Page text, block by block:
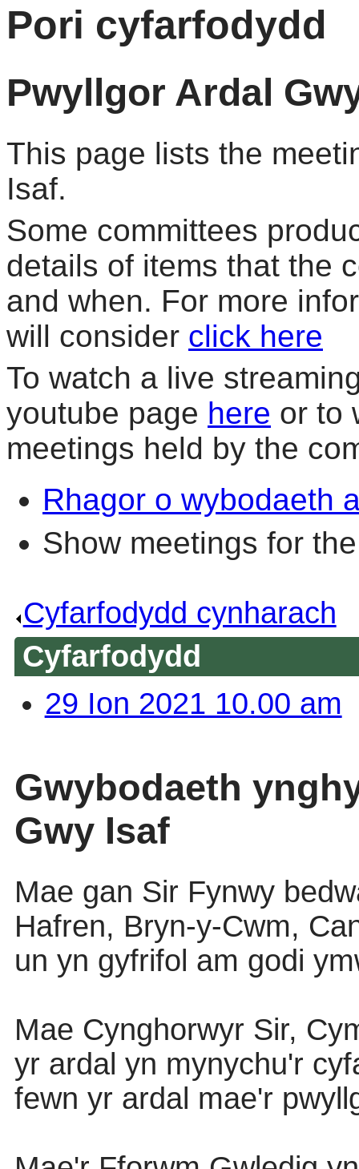
Pori cyfarfodydd
Pwyllgor Ardal
This page lists the
Isaf.
Some committees
details of items that the
and when. For more
will consider click here
To watch a live
youtube page here or to
meetings held by the
Rhagor o wybodaeth
Show meetings for
Cyfarfodydd cynharach
Cyfarfodydd
29 Ion 2021 10.00 am
Gwybodaeth
Gwy Isaf
Mae gan Sir Fynwy
Hafren, Bryn-y-Cwm,
un yn gyfrifol am godi
Mae Cynghorwyr Sir,
yr ardal yn mynychu'r
fewn yr ardal mae'r